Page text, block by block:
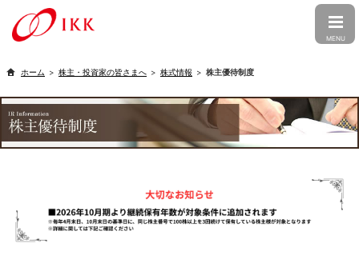
CLOSE
MENU
株主・投資家の皆さまへ 株式情報 株主優待制度
トップ
企業情報
トップメッセージ 会社概要
コーポレート・ガバナンス
沿革
事業紹介
食品事業 フォト事業
株主・投資家の皆さまへ
トップメッセージ 経営方針
グループ会社情報